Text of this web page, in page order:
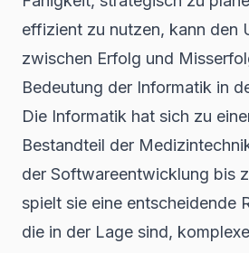
effizient zu nutzen, kann den
zwischen Erfolg und
Bedeutung der Informatik in
Die Informatik hat sich zu
Bestandteil der
der Softwareentwicklung bis
spielt sie eine entscheidende
die in der Lage sind,